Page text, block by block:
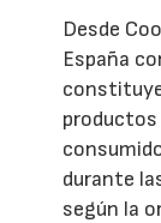
Desde
España
durante
según la